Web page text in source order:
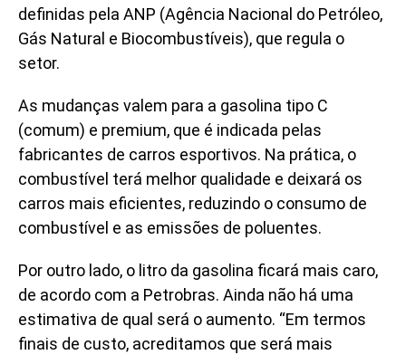
definidas pela ANP (Agência Nacional do Petróleo,
Gás Natural e Biocombustíveis), que regula o
setor.
As mudanças valem para a gasolina tipo C
(comum) e premium, que é indicada pelas
fabricantes de carros esportivos. Na prática, o
combustível terá melhor qualidade e deixará os
carros mais eficientes, reduzindo o consumo de
combustível e as emissões de poluentes.
Por outro lado, o litro da gasolina ficará mais caro,
de acordo com a Petrobras. Ainda não há uma
estimativa de qual será o aumento. “Em termos
finais de custo, acreditamos que será mais